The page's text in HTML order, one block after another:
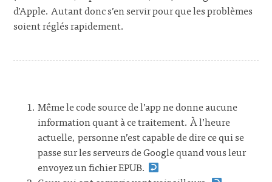
d’Apple. Autant donc s’en servir pour que les problèmes
soient réglés rapidement.
Même le code source de l’app ne donne aucune
information quant à ce traitement. À l’heure
actuelle, personne n’est capable de dire ce qui se
passe sur les serveurs de Google quand vous leur
envoyez un fichier EPUB.